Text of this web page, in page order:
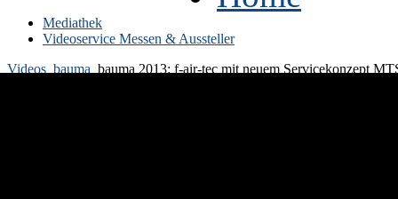
Mediathek
Videoservice Messen & Aussteller
Videos bauma bauma 2013: f-air-tec mit neuem Servicekonzept